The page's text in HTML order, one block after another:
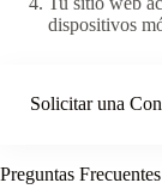
dispositivos
Solicitar una
Preguntas